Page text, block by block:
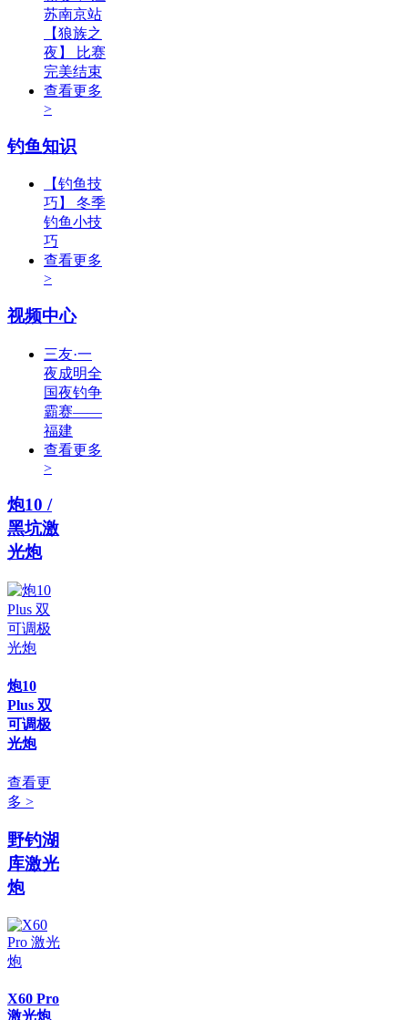
苏南京站
【狼族之
夜】 比赛
完美结束
查看更多
>
钓鱼知识
【钓鱼技
巧】 冬季
钓鱼小技
巧
查看更多
>
视频中心
三友·一
夜成明全
国夜钓争
霸赛——
福建
查看更多
>
炮10 /
黑坑激
光炮
炮10
Plus 双
可调极
光炮
查看更
多 >
野钓湖
库激光
炮
X60 Pro
激光炮